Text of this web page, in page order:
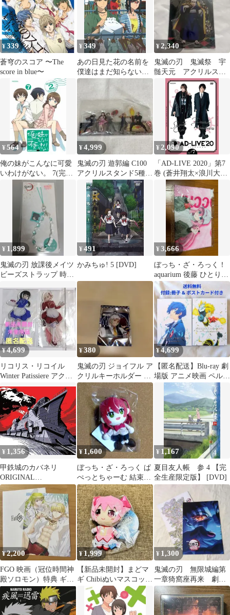
¥339
蒼穹のスコア 〜The
score in blue〜
¥349
あの日見た花の名前を
僕達はまだ知らない。
3 【完全生産限定版】
¥2,340
鬼滅の刃 鬼滅祭 宇
髄天元 アクリルスタ
ンド
¥564
俺の妹がこんなに可愛
いわけがない。 7(完全
生産限定版) [Blu-ray]
¥4,999
鬼滅の刃 遊郭編 C100
アクリルスタンド5種セ
ット aniplex 花火
¥ 2,090
「AD-LIVE 2020」第7
巻 (蒼井翔太×浪川大輔)
(通常版) [DVD]
¥ 1,899
鬼滅の刃 放課後メイツ
ビーズストラップ 時透
¥491
かみちゅ! 5 [DVD]
¥3,666
ぼっち・ざ・ろっく！
aquarium 後藤 ひとり
フェイスタオル
¥4,699
リコリス・リコイル
Winter Patissiere アクリ
ルスタンドまとめ
¥380
鬼滅の刃 ジョイフル ア
クリルキーホルダー 宇
髄天元
¥4,699
【匿名配送】Blu-ray 劇
場版 アニメ映画 ペルソ
ナ3 1〜2巻【送料無
料】
¥ 1,356
甲鉄城のカバネリ
ORIGINAL
SOUNDTRACK
¥ 1,600
ぼっち・ざ・ろっく ぱ
ぺっとちゃーむ 結束バ
ンド 喜多郁代 ぬいぐる
みマスコット
¥ 1,167
夏目友人帳 参 4 【完
全生産限定版】 [DVD]
¥2,200
FGO 映画（冠位時間神
殿ソロモン）特典 ギル
ガメッシュ エルキドゥ
¥1,999
【新品未開封】まどマ
ギ Chibiぬいマスコット
鹿目まどか チビヌ
イ ちびぬい
¥ 1,300
鬼滅の刃 無限城編第
一章猗窩座再来 劇場
入場者特典２点セット